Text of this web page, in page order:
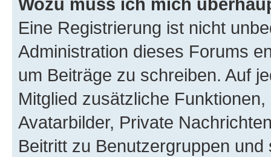
Eine Registrierung ist nicht
Administration dieses Forums
um Beiträge zu schreiben. Auf
Mitglied zusätzliche
Avatarbilder, Private
Beitritt zu Benutzergruppen